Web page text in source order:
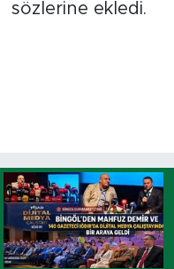
sözlerine ekledi.